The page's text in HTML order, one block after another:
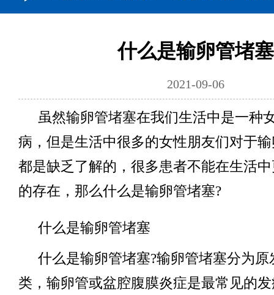
什么是输卵管堵塞
2021-09-06
虽然输卵管堵塞在我们生活中是一种
病，但是生活中很多的女性朋友们对于
都是缺乏了解的，很多患者不能在生活
的存在，那么什么是输卵管堵塞?
什么是输卵管堵塞
什么是输卵管堵塞?输卵管堵塞分为
类，输卵管或盆腔腹膜炎症是最常见的